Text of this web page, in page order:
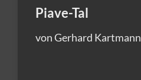
Piave-Tal
von Gerhard Kartmann